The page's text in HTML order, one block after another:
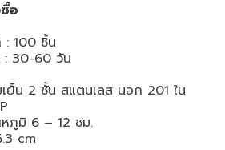
อ
: 100 ชิ้น
: 30-60 วัน
ย็น 2 ชั้น สแตนเลส นอก 201 ใน
ภูมิ 6 – 12 ชม.
cm